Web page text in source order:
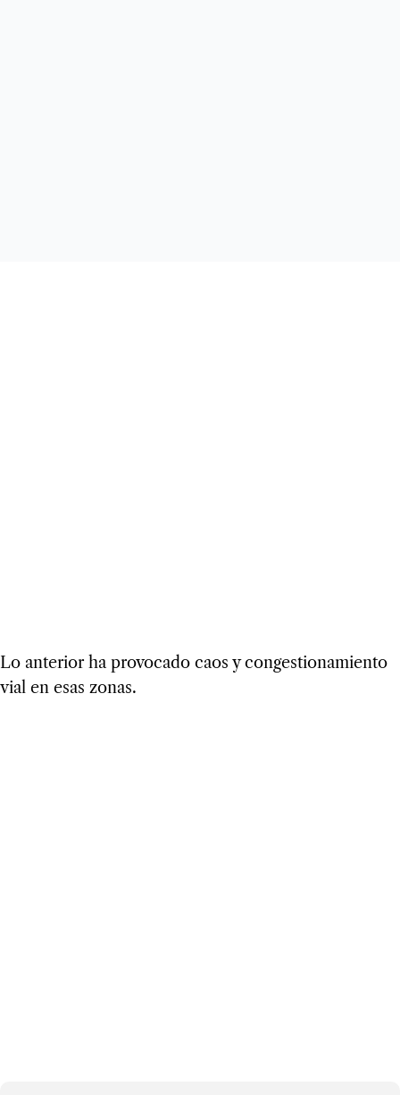
Lo anterior ha provocado caos y congestionamiento
vial en esas zonas.